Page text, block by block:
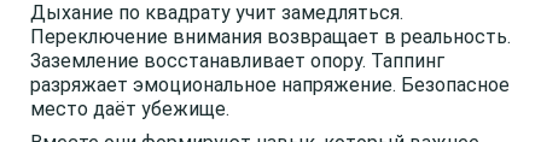
Дыхание по квадрату учит замедляться.
Переключение внимания возвращает в реальность.
Заземление восстанавливает опору. Таппинг
разряжает эмоциональное напряжение. Безопасное
место даёт убежище.